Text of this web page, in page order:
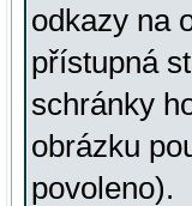
odkazy na
přístupná
schránky
obrázku
povoleno).